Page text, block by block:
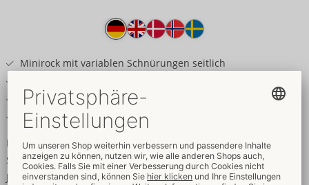
Minirock mit variablen Schnürungen seitlich
Stretch-Einsätze unter den Schnürungen
Hinten Reißverschluss
Edles Leder auf perfekte Passform schnürbar!
Schmaler kurzer Rock von ZADO aus weichem Lammleder.
Jeweils seitlich mit Stretch-Einsatz und dekorativer Schnürung